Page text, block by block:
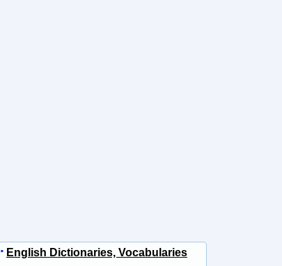
English Dictionaries, Vocabularies